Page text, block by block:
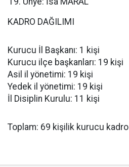
KADRO DAĞILIMI
Kurucu İl Başkanı: 1 kişi
Kurucu ilçe başkanları: 19 kişi
Asil il yönetimi: 19 kişi
Yedek il yönetimi: 19 kişi
İl Disiplin Kurulu: 11 kişi
Toplam: 69 kişilik kurucu kadro